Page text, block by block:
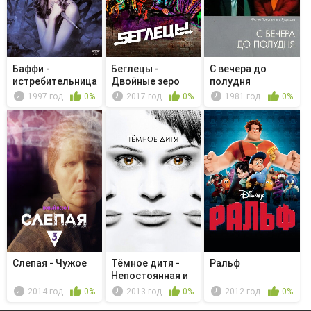
Баффи -
истребительница
вампиров - Ин...
1997 год 0%
Беглецы -
Двойные зеро
2017 год 0%
С вечера до
полудня
1981 год 0%
Слепая - Чужое
2014 год 0%
Тёмное дитя -
Непостоянная и
полная в...
2013 год 0%
Ральф
2012 год 0%